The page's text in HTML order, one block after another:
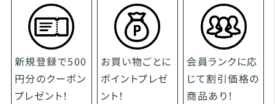
新規登録で500
円分のクーポン
プレゼント！
お買い物ごとに
ポイントプレゼ
ント！
会員ランクに応
じて割引価格の
商品あり！